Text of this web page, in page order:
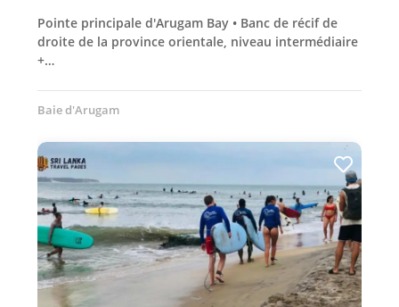
Pointe principale d'Arugam Bay • Banc de récif de
droite de la province orientale, niveau intermédiaire
+…
Baie d'Arugam